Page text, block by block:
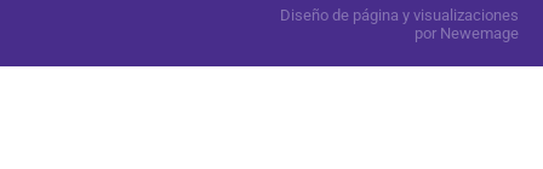
Diseño de página y visualizaciones
por Newemage